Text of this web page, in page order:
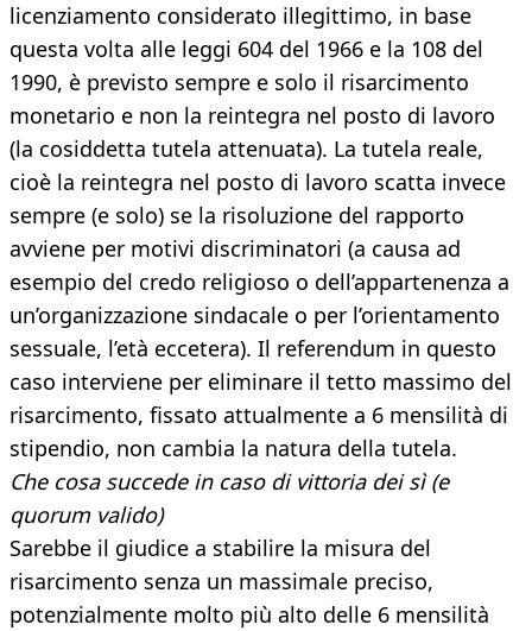
licenziamento considerato illegittimo, in base
questa volta alle leggi 604 del 1966 e la 108 del
1990, è previsto sempre e solo il risarcimento
monetario e non la reintegra nel posto di lavoro
(la cosiddetta tutela attenuata). La tutela reale,
cioè la reintegra nel posto di lavoro scatta invece
sempre (e solo) se la risoluzione del rapporto
avviene per motivi discriminatori (a causa ad
esempio del credo religioso o dell’appartenenza a
un’organizzazione sindacale o per l’orientamento
sessuale, l’età eccetera). Il referendum in questo
caso interviene per eliminare il tetto massimo del
risarcimento, fissato attualmente a 6 mensilità di
stipendio, non cambia la natura della tutela.
Che cosa succede in caso di vittoria dei sì (e
quorum valido)
Sarebbe il giudice a stabilire la misura del
risarcimento senza un massimale preciso,
potenzialmente molto più alto delle 6 mensilità